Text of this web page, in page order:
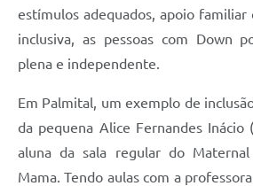
estímulos adequados, apoio familiar
inclusiva, as pessoas com Down
plena e independente.
Em Palmital, um exemplo de
da pequena Alice Fernandes Inácio
aluna da sala regular do
Mama. Tendo aulas com a